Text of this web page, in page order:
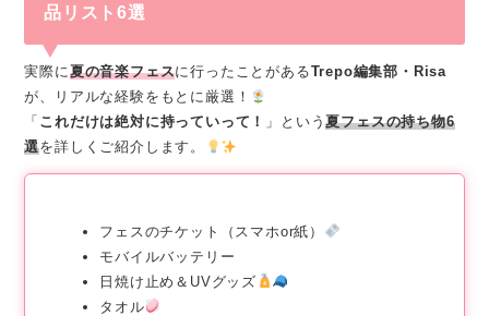
品リスト6選
実際に夏の音楽フェスに行ったことがあるTrepo編集部・Risa
が、リアルな経験をもとに厳選！
「 これだけは絶対に持っていって！ 」という夏フェスの持ち物6
選を詳しくご紹介します。
フェスのチケット（スマホor紙）
モバイルバッテリー
日焼け止め＆UVグッズ
タオル